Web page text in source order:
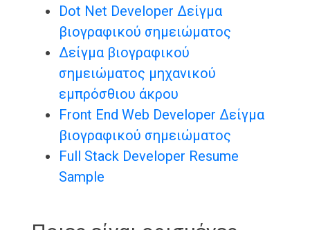
Dot Net Developer Δείγμα
βιογραφικού σημειώματος
Δείγμα βιογραφικού
σημειώματος μηχανικού
εμπρόσθιου άκρου
Front End Web Developer Δείγμα
βιογραφικού σημειώματος
Full Stack Developer Resume
Sample